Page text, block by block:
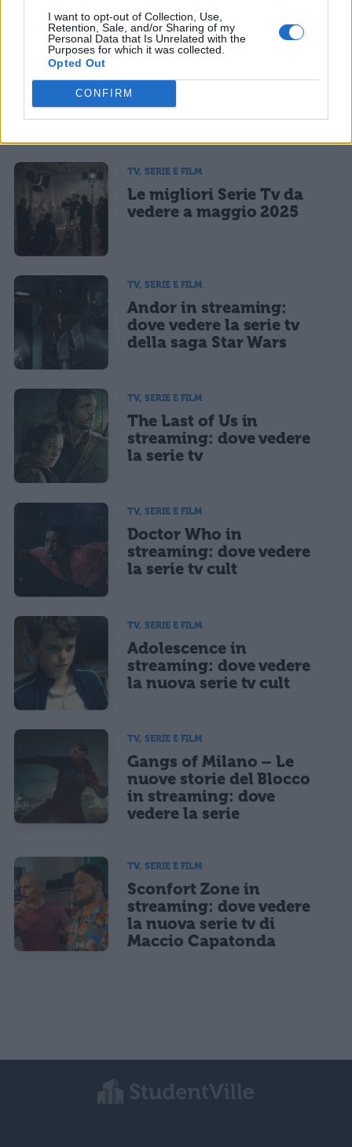
I want to opt-out of Collection, Use,
Retention, Sale, and/or Sharing of my
Personal Data that Is Unrelated with the
Purposes for which it was collected.
Opted Out
CONFIRM
La tua email sarà utilizzata per comunicarti se qualcuno risponde al tuo commento e non
sarà pubblicata. Dichiari di avere preso visione e di accettare quanto previsto dalla
informativa privacy. Pubblicando questo commento dai il consenso affinché un cookie
salvi i tuoi dati (nome, email) per il prossimo commento.
Ho letto e acconsento l'informativasulla privacy
CONFERMA E PUBBLICA
TI POTREBBE INTERESSARE
Le migliori Serie Tv da
vedere a giugno 2025
TV, SERIE E FILM
Le migliori Serie Tv da
vedere a maggio 2025
TV, SERIE E FILM
Andor in streaming:
dove vedere la serie tv
della saga Star Wars
TV, SERIE E FILM
The Last of Us in
streaming: dove vedere
la serie tv
TV, SERIE E FILM
Doctor Who in
streaming: dove vedere
la serie tv cult
TV, SERIE E FILM
Adolescence in
streaming: dove vedere
la nuova serie tv cult
TV, SERIE E FILM
Gangs of Milano – Le
nuove storie del Blocco
in streaming: dove
vedere la serie
TV, SERIE E FILM
Sconfort Zone in
streaming: dove vedere
la nuova serie tv di
Maccio Capatonda